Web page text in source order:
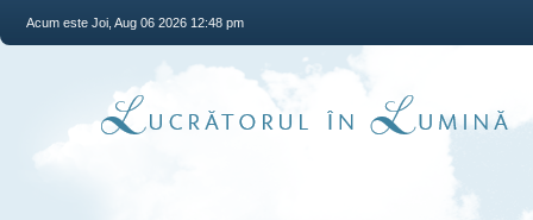
Acum este Joi, Aug 06 2026 12:48 pm